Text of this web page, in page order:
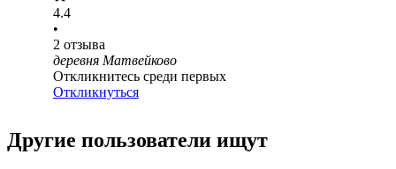
4.4
•
2 отзыва
деревня Матвейково
Откликнитесь среди первых
Откликнуться
Другие пользователи ищут